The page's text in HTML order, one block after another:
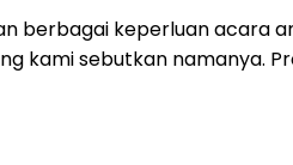
berbagai keperluan acara
kami sebutkan namanya.